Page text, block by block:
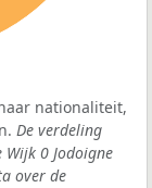
nationaliteit,
De verdeling
0 Jodoigne
over de